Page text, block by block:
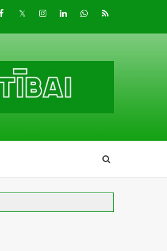
TwitterInstagram
LinkedInwhatsapp
RSS